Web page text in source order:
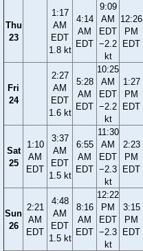
Thu
23
1:17
AM
EDT
1.8 kt
4:14
AM
EDT
9:09
AM
EDT
−2.2
kt
12:26
PM
EDT
Fri
24
2:27
AM
EDT
1.6 kt
5:28
AM
EDT
10:25
AM
EDT
−2.2
kt
1:27
PM
EDT
Sat
25
1:10
AM
EDT
3:37
AM
EDT
1.5 kt
6:55
AM
EDT
11:30
AM
EDT
−2.3
kt
2:23
PM
EDT
Sun
26
2:21
AM
EDT
4:48
AM
EDT
1.5 kt
8:16
AM
EDT
12:22
PM
EDT
−2.3
kt
3:15
PM
EDT